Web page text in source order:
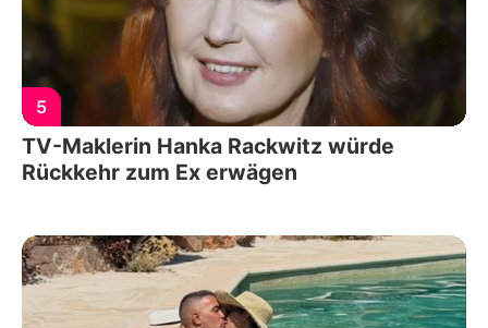
5
TV-Maklerin Hanka Rackwitz würde
Rückkehr zum Ex erwägen